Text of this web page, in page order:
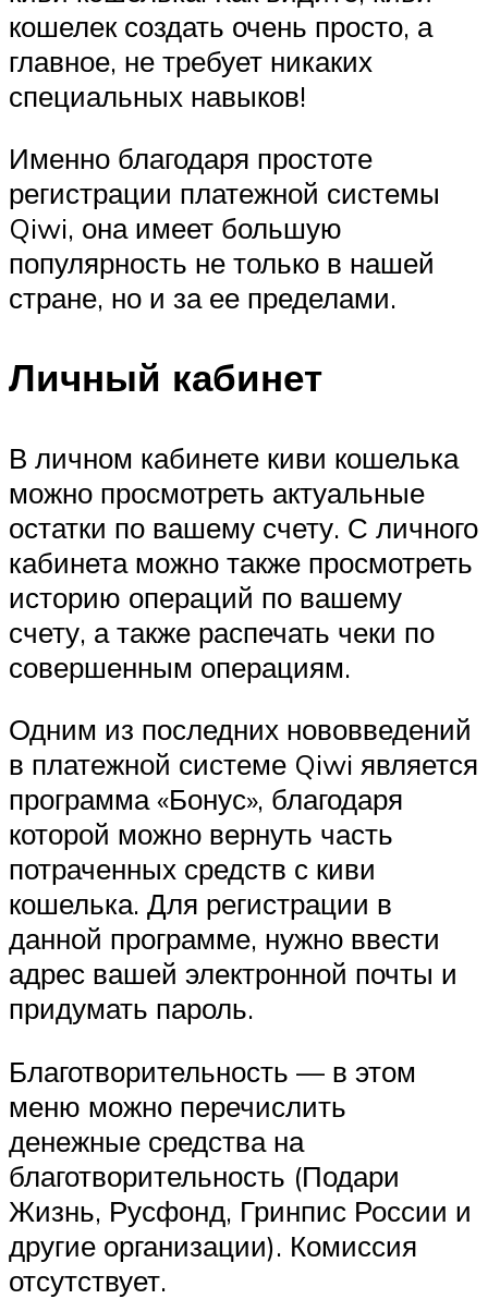
кошелек создать очень просто, а
главное, не требует никаких
специальных навыков!
Именно благодаря простоте
регистрации платежной системы
Qiwi, она имеет большую
популярность не только в нашей
стране, но и за ее пределами.
Личный кабинет
В личном кабинете киви кошелька
можно просмотреть актуальные
остатки по вашему счету. С личного
кабинета можно также просмотреть
историю операций по вашему
счету, а также распечать чеки по
совершенным операциям.
Одним из последних нововведений
в платежной системе Qiwi является
программа «Бонус», благодаря
которой можно вернуть часть
потраченных средств с киви
кошелька. Для регистрации в
данной программе, нужно ввести
адрес вашей электронной почты и
придумать пароль.
Благотворительность — в этом
меню можно перечислить
денежные средства на
благотворительность (Подари
Жизнь, Русфонд, Гринпис России и
другие организации). Комиссия
отсутствует.